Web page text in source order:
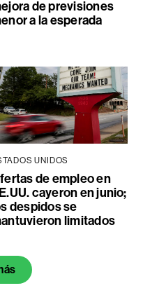
de previsiones
a la esperada
UNIDOS
de empleo en
cayeron en junio;
despidos se
limitados